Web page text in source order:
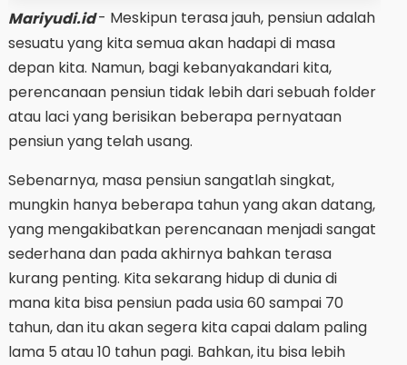
Mariyudi.id- Meskipun terasa jauh, pensiun adalah
sesuatu yang kita semua akan hadapi di masa
depan kita. Namun, bagi kebanyakandari kita,
perencanaan pensiun tidak lebih dari sebuah folder
atau laci yang berisikan beberapa pernyataan
pensiun yang telah usang.
Sebenarnya, masa pensiun sangatlah singkat,
mungkin hanya beberapa tahun yang akan datang,
yang mengakibatkan perencanaan menjadi sangat
sederhana dan pada akhirnya bahkan terasa
kurang penting. Kita sekarang hidup di dunia di
mana kita bisa pensiun pada usia 60 sampai 70
tahun, dan itu akan segera kita capai dalam paling
lama 5 atau 10 tahun pagi. Bahkan, itu bisa lebih